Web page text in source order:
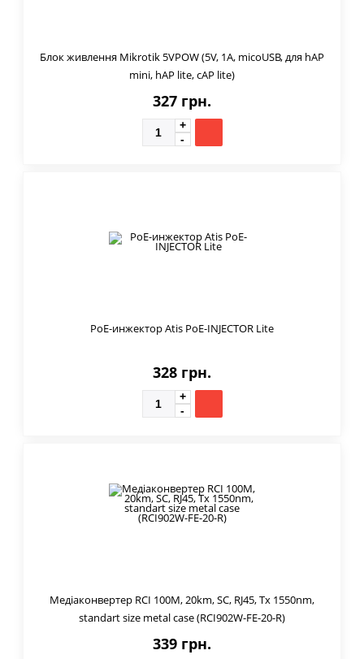
Блок живлення Mikrotik 5VPOW (5V, 1A, micoUSB, для hAP
mini, hAP lite, cAP lite)
327 грн.
PoE-инжектор Atis PoE-INJECTOR Lite
328 грн.
Медіаконвертер RCI 100M, 20km, SC, RJ45, Tx 1550nm,
standart size metal case (RCI902W-FE-20-R)
339 грн.